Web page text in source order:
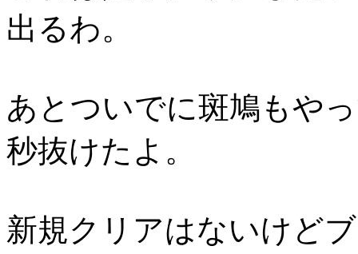
出るわ。
あとついでに斑鳩もや
秒抜けたよ。
新規クリアはないけど